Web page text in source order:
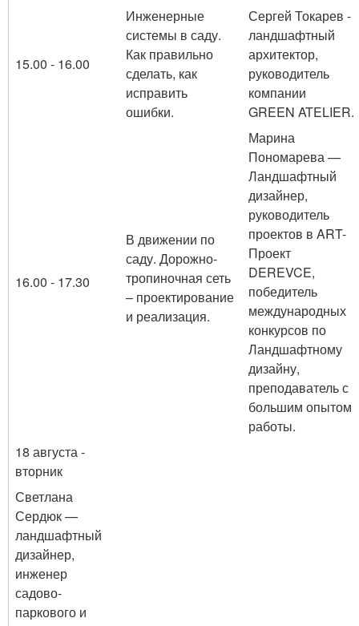
15.00 - 16.00
Инженерные
системы в саду.
Как правильно
сделать, как
исправить
ошибки.
Сергей Токарев -
ландшафтный
архитектор,
руководитель
компании
GREEN ATELIER.
16.00 - 17.30
В движении по
саду. Дорожно-
тропиночная сеть
– проектирование
и реализация.
Марина
Пономарева —
Ландшафтный
дизайнер,
руководитель
проектов в ART-
Проект
DEREVCE,
победитель
международных
конкурсов по
Ландшафтному
дизайну,
преподаватель с
большим опытом
работы.
18 августа -
вторник
Светлана
Сердюк —
ландшафтный
дизайнер,
инженер
садово-
паркового и